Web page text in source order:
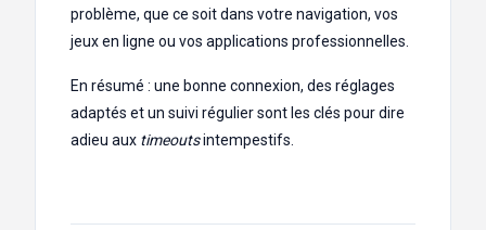
problème, que ce soit dans votre navigation, vos
jeux en ligne ou vos applications professionnelles.
En résumé : une bonne connexion, des réglages
adaptés et un suivi régulier sont les clés pour dire
adieu aux timeoutsintempestifs.